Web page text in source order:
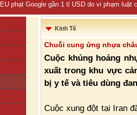
EU phạt Google gần 1 tỉ USD do vi phạm luật
Kinh Tế
Chuỗi cung ứng nhựa
Cuộc khủng hoảng
xuất trong khu vực
bị y tế và tiêu dùng
Cuộc xung đột tại Iran